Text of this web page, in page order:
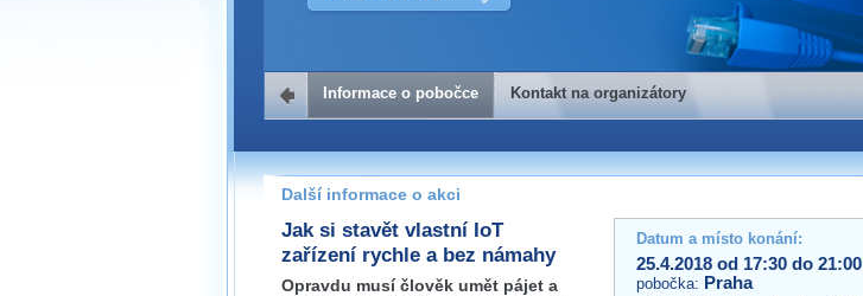
Kontakt na organizátory
Pokud máte jakýkoliv dotaz na organizátory této akce,
prosím neváhejte nás kontaktovat na e-mailu:
praha@wug.cz
Informace o pobočce Kontakt na organizátory
Další informace o akci
Jak si stavět vlastní IoT
zařízení rychle a bez námahy
Opravdu musí člověk umět pájet a
Datum a místo konání:
25.4.2018 od 17:30 do 21:00
pobočka: Praha